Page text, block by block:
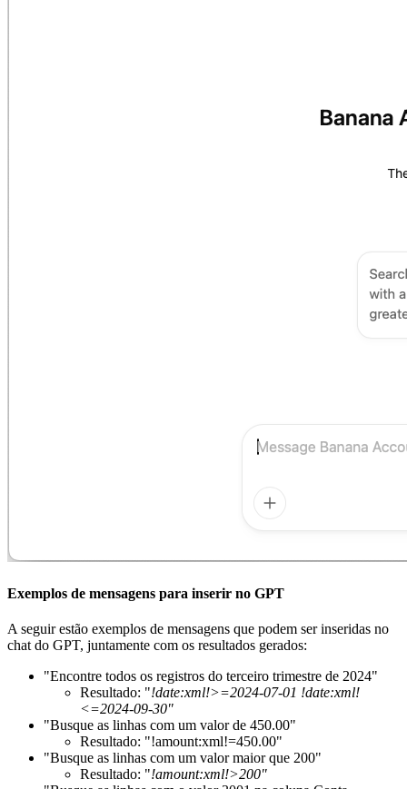
Exemplos de mensagens para inserir no GPT
A seguir estão exemplos de mensagens que podem ser inseridas no
chat do GPT, juntamente com os resultados gerados:
"Encontre todos os registros do terceiro trimestre de 2024"
Resultado: "!date:xml!>=2024-07-01 !date:xml!
<=2024-09-30"
"Busque as linhas com um valor de 450.00"
Resultado: "!amount:xml!=450.00"
"Busque as linhas com um valor maior que 200"
Resultado: "!amount:xml!>200"